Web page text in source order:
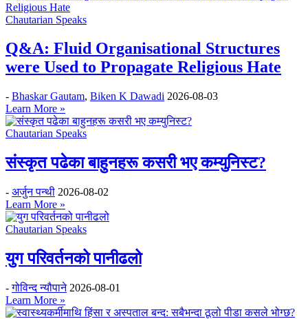
Chautarian Speaks
Q&A: Fluid Organisational Structures
were Used to Propagate Religious Hate
- Bhaskar Gautam, Biken K Dawadi 2026-08-03
Learn More »
Chautarian Speaks
संस्कृत पढेका बाहुनहरू कसरी भए कम्युनिस्ट?
- अर्जुन पन्थी 2026-08-02
Learn More »
Chautarian Speaks
युग परिवर्तनको पानीढलो
-गोविन्द न्यौपाने 2026-08-01
Learn More »